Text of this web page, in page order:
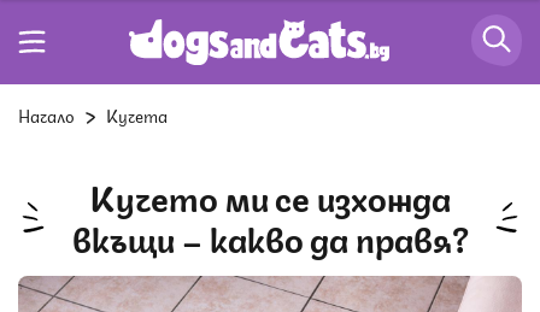
Начало Кучета
Кучето ми се изхожда
вкъщи – какво да правя?